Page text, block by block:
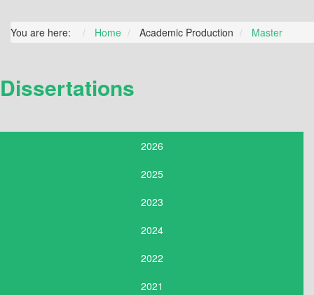
You are here: Home Academic Production Master
Dissertations
2026
2025
2023
2024
2022
2021